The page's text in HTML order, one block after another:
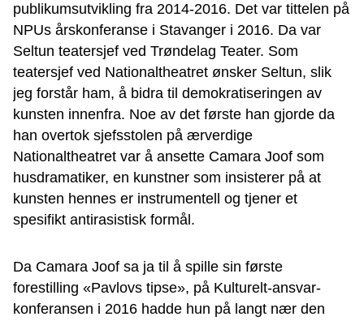
publikumsutvikling fra 2014-2016. Det var tittelen på
NPUs årskonferanse i Stavanger i 2016. Da var
Seltun teatersjef ved Trøndelag Teater. Som
teatersjef ved Nationaltheatret ønsker Seltun, slik
jeg forstår ham, å bidra til demokratiseringen av
kunsten innenfra. Noe av det første han gjorde da
han overtok sjefsstolen på ærverdige
Nationaltheatret var å ansette Camara Joof som
husdramatiker, en kunstner som insisterer på at
kunsten hennes er instrumentell og tjener et
spesifikt antirasistisk formål.
Da Camara Joof sa ja til å spille sin første
forestilling «Pavlovs tipse», på Kulturelt-ansvar-
konferansen i 2016 hadde hun på langt nær den